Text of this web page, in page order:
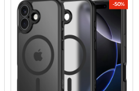
-50%